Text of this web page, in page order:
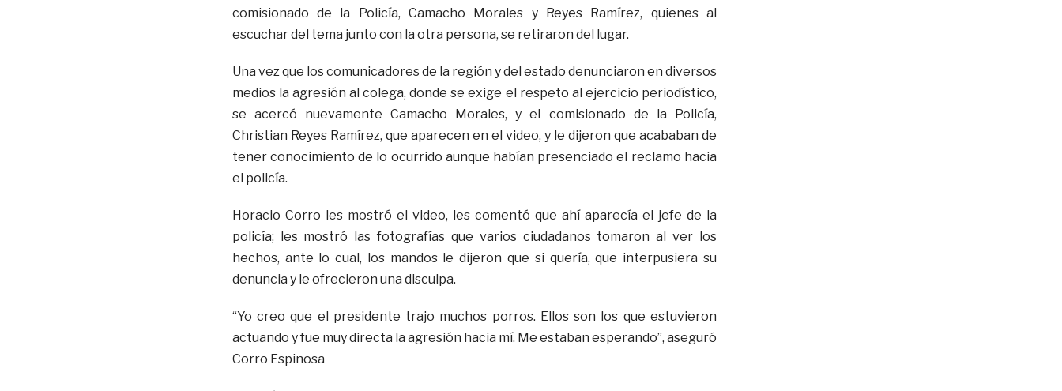
comisionado de la Policía, Camacho Morales y Reyes Ramírez, quienes al
escuchar del tema junto con la otra persona, se retiraron del lugar.
Una vez que los comunicadores de la región y del estado denunciaron en diversos
medios la agresión al colega, donde se exige el respeto al ejercicio periodístico,
se acercó nuevamente Camacho Morales, y el comisionado de la Policía,
Christian Reyes Ramírez, que aparecen en el video, y le dijeron que acababan de
tener conocimiento de lo ocurrido aunque habían presenciado el reclamo hacia
el policía.
Horacio Corro les mostró el video, les comentó que ahí aparecía el jefe de la
policía; les mostró las fotografías que varios ciudadanos tomaron al ver los
hechos, ante lo cual, los mandos le dijeron que si quería, que interpusiera su
denuncia y le ofrecieron una disculpa.
“Yo creo que el presidente trajo muchos porros. Ellos son los que estuvieron
actuando y fue muy directa la agresión hacia mí. Me estaban esperando”, aseguró
Corro Espinosa